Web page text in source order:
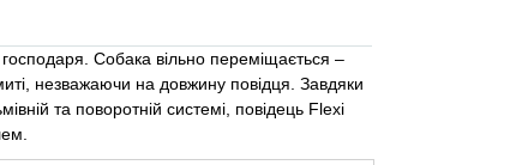
Собака вільно переміщається –
незважаючи на довжину повідця. Завдяки
та поворотній системі, повідець Flexi